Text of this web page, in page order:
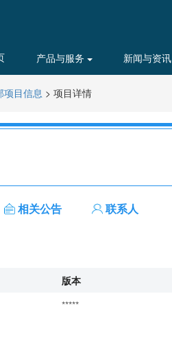
产品与服务 新闻与资讯
项目信息 > 项目详情
相关公告 联系人
版本
*****